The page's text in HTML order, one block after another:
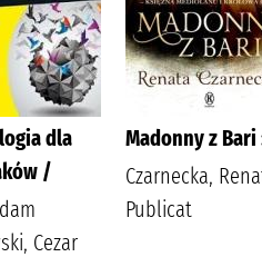
dla
/
Cezar
Madonny z Bari
Czarnecka,
Publicat